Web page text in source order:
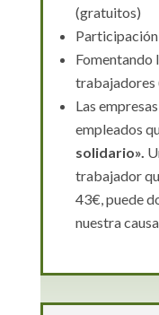
(gratuitos)
Fomentando
trabajadores
Las
empleados
solidario».
trabajador
43€, puede
nuestra